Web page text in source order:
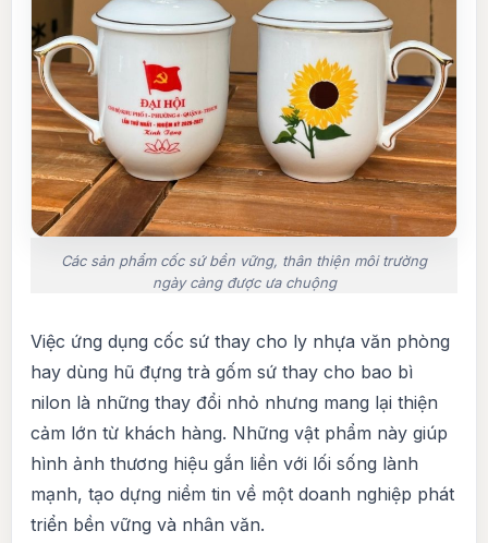
Các sản phẩm cốc sứ bền vững, thân thiện môi trường
ngày càng được ưa chuộng
Việc ứng dụng cốc sứ thay cho ly nhựa văn phòng
hay dùng hũ đựng trà gốm sứ thay cho bao bì
nilon là những thay đổi nhỏ nhưng mang lại thiện
cảm lớn từ khách hàng. Những vật phẩm này giúp
hình ảnh thương hiệu gắn liền với lối sống lành
mạnh, tạo dựng niềm tin về một doanh nghiệp phát
triển bền vững và nhân văn.